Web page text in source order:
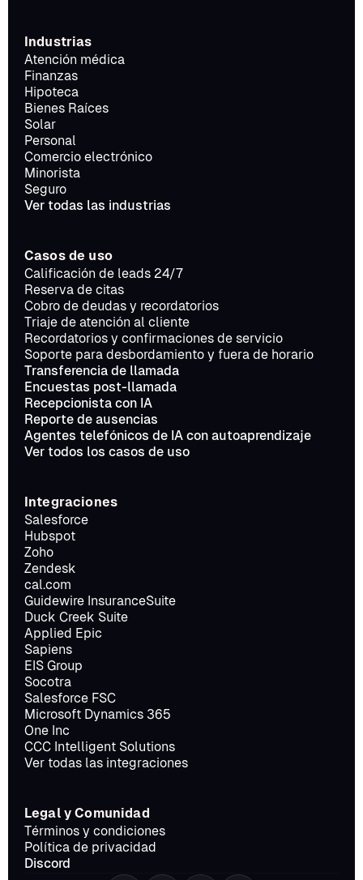
Industrias
Atención médica
Finanzas
Hipoteca
Bienes Raíces
Solar
Personal
Comercio electrónico
Minorista
Seguro
Ver todas las industrias
Casos de uso
Calificación de leads 24/7
Reserva de citas
Cobro de deudas y recordatorios
Triaje de atención al cliente
Recordatorios y confirmaciones de servicio
Soporte para desbordamiento y fuera de horario
Transferencia de llamada
Encuestas post-llamada
Recepcionista con IA
Reporte de ausencias
Agentes telefónicos de IA con autoaprendizaje
Ver todos los casos de uso
Integraciones
Salesforce
Hubspot
Zoho
Zendesk
cal.com
Guidewire InsuranceSuite
Duck Creek Suite
Applied Epic
Sapiens
EIS Group
Socotra
Salesforce FSC
Microsoft Dynamics 365
One Inc
CCC Intelligent Solutions
Ver todas las integraciones
Legal y Comunidad
Términos y condiciones
Política de privacidad
Discord